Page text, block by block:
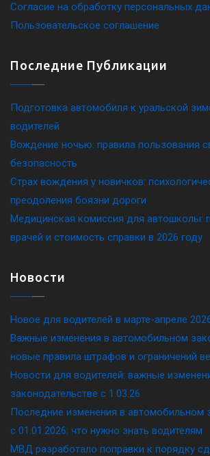
Согласие на обработку персональных
Пользовательское соглашение
Последние Публикации
Подготовка автомобиля к уральской
водителей
Вождение ночью: правила пользования
безопасность
Страх вождения у новичков:
преодоления боязни дороги
Медицинская комиссия для автошколы:
врачей и стоимость справки в 2026 году
Новости
Новое для водителей в марте-апреле
Важные изменения в автомобильном
новые правила штрафов и ограничений
Новости для водителей: важные
законодательстве c 1.03.26
Последние изменения в автомобильном
c 01.01.2026: что нужно знать водителям
МВД разработало поправки к порядку